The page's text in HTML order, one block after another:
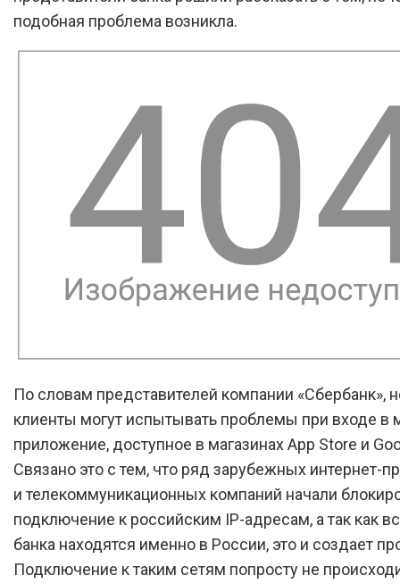
подобная проблема возникла.
По словам представителей компании «Сбербанк»,
клиенты могут испытывать проблемы при входе в
приложение, доступное в магазинах App Store и
Связано это с тем, что ряд зарубежных интернет-
и телекоммуникационных компаний начали
подключение к российским IP-адресам, а так как
банка находятся именно в России, это и создает
Подключение к таким сетям попросту не